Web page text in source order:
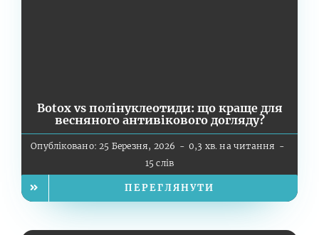
Botox vs полінуклеотиди: що краще для
весняного антивікового догляду?
Опубліковано: 25 Березня, 2026 - 0,3 хв. на читання -
15 слів
ПЕРЕГЛЯНУТИ